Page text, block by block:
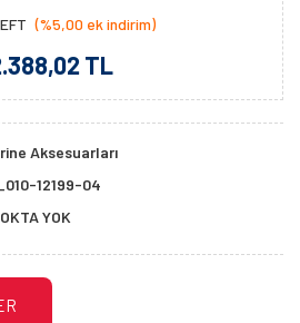
(%5,00 ek indirim)
TL
Aksesuarları
12199-04
YOK